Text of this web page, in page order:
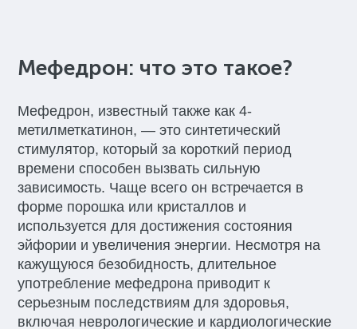
Мефедрон: что это такое?
Мефедрон, известный также как 4-
метилметкатинон, — это синтетический
стимулятор, который за короткий период
времени способен вызвать сильную
зависимость. Чаще всего он встречается в
форме порошка или кристаллов и
используется для достижения состояния
эйфории и увеличения энергии. Несмотря на
кажущуюся безобидность, длительное
употребление мефедрона приводит к
серьезным последствиям для здоровья,
включая неврологические и кардиологические